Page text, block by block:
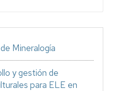
Mineralogía
y gestión de
para ELE en